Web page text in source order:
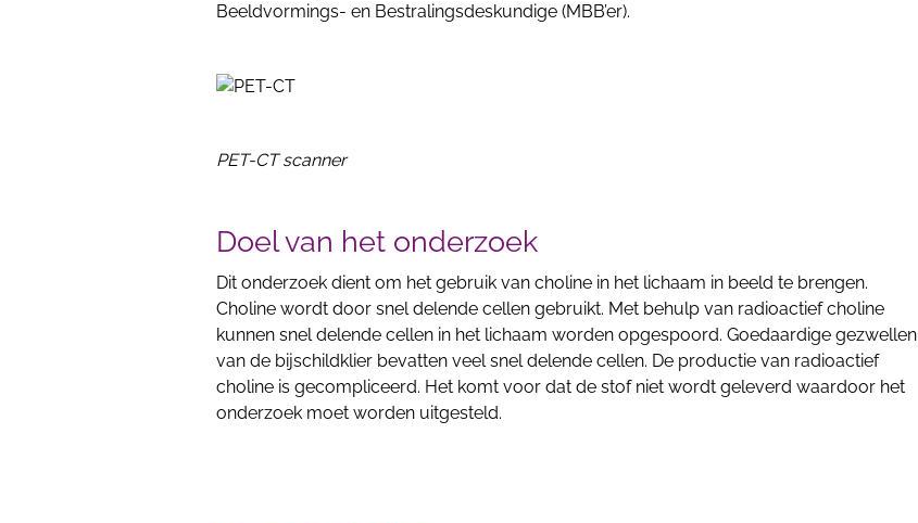
Beeldvormings- en Bestralingsdeskundige (MBB’er).
PET-CT scanner
Doel van het onderzoek
Dit onderzoek dient om het gebruik van choline in het lichaam in beeld te brengen.
Choline wordt door snel delende cellen gebruikt. Met behulp van radioactief choline
kunnen snel delende cellen in het lichaam worden opgespoord. Goedaardige gezwellen
van de bijschildklier bevatten veel snel delende cellen. De productie van radioactief
choline is gecompliceerd. Het komt voor dat de stof niet wordt geleverd waardoor het
onderzoek moet worden uitgesteld.